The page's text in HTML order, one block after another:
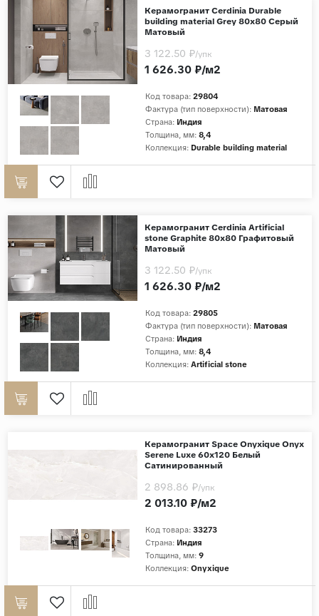
Керамогранит Cerdinia Durable
building material Grey 80x80 Серый
Матовый
Код товара: 29804
Фактура (тип поверхности): Матовая
Страна: Индия
Толщина, мм: 8,4
Коллекция: Durable building material
1 626.30 ₽/м2
3 122.50 ₽/упк
Керамогранит Cerdinia Artificial
stone Graphite 80x80 Графитовый
Матовый
Код товара: 29805
Фактура (тип поверхности): Матовая
Страна: Индия
Толщина, мм: 8,4
Коллекция: Artificial stone
1 626.30 ₽/м2
3 122.50 ₽/упк
Керамогранит Space Onyxique Onyx
Serene Luxe 60х120 Белый
Сатинированный
Код товара: 33273
Страна: Индия
Толщина, мм: 9
Коллекция: Onyxique
2 013.10 ₽/м2
2 898.86 ₽/упк